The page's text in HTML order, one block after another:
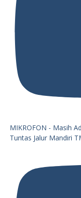
MIKROFON - Masih
Tuntas Jalur Mandiri